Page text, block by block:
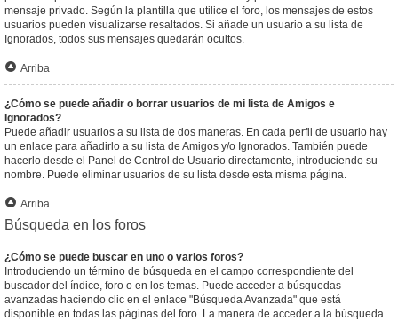
mensaje privado. Según la plantilla que utilice el foro, los mensajes de estos
usuarios pueden visualizarse resaltados. Si añade un usuario a su lista de
Ignorados, todos sus mensajes quedarán ocultos.
Arriba
¿Cómo se puede añadir o borrar usuarios de mi lista de Amigos e
Ignorados?
Puede añadir usuarios a su lista de dos maneras. En cada perfil de usuario hay
un enlace para añadirlo a su lista de Amigos y/o Ignorados. También puede
hacerlo desde el Panel de Control de Usuario directamente, introduciendo su
nombre. Puede eliminar usuarios de su lista desde esta misma página.
Arriba
Búsqueda en los foros
¿Cómo se puede buscar en uno o varios foros?
Introduciendo un término de búsqueda en el campo correspondiente del
buscador del índice, foro o en los temas. Puede acceder a búsquedas
avanzadas haciendo clic en el enlace "Búsqueda Avanzada" que está
disponible en todas las páginas del foro. La manera de acceder a la búsqueda